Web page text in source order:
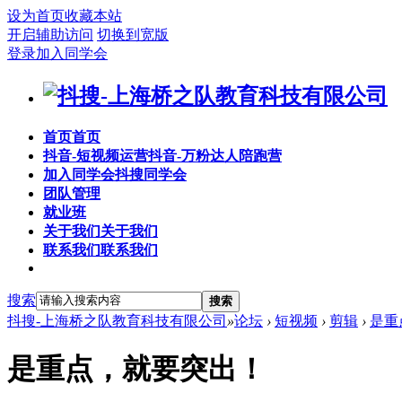
设为首页收藏本站
开启辅助访问 切换到宽版
登录加入同学会
首页首页
抖音-短视频运营抖音-万粉达人陪跑营
加入同学会抖搜同学会
团队管理
就业班
关于我们关于我们
联系我们联系我们
搜索 搜索
抖搜-上海桥之队教育科技有限公司 »论坛 › 短视频 › 剪辑 › 是重
是重点，就要突出！